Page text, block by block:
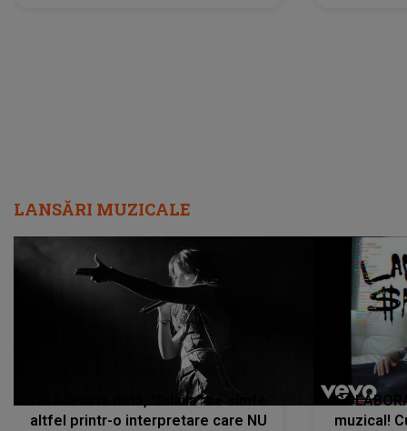
LANSĂRI MUZICALE
De această dată, "Dilaila" se simte
altfel printr-o interpretare care NU
muzical!